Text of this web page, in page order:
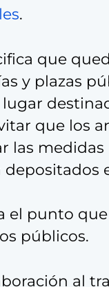
.
que
y plazas
que los
las
el punto
públicos.
al